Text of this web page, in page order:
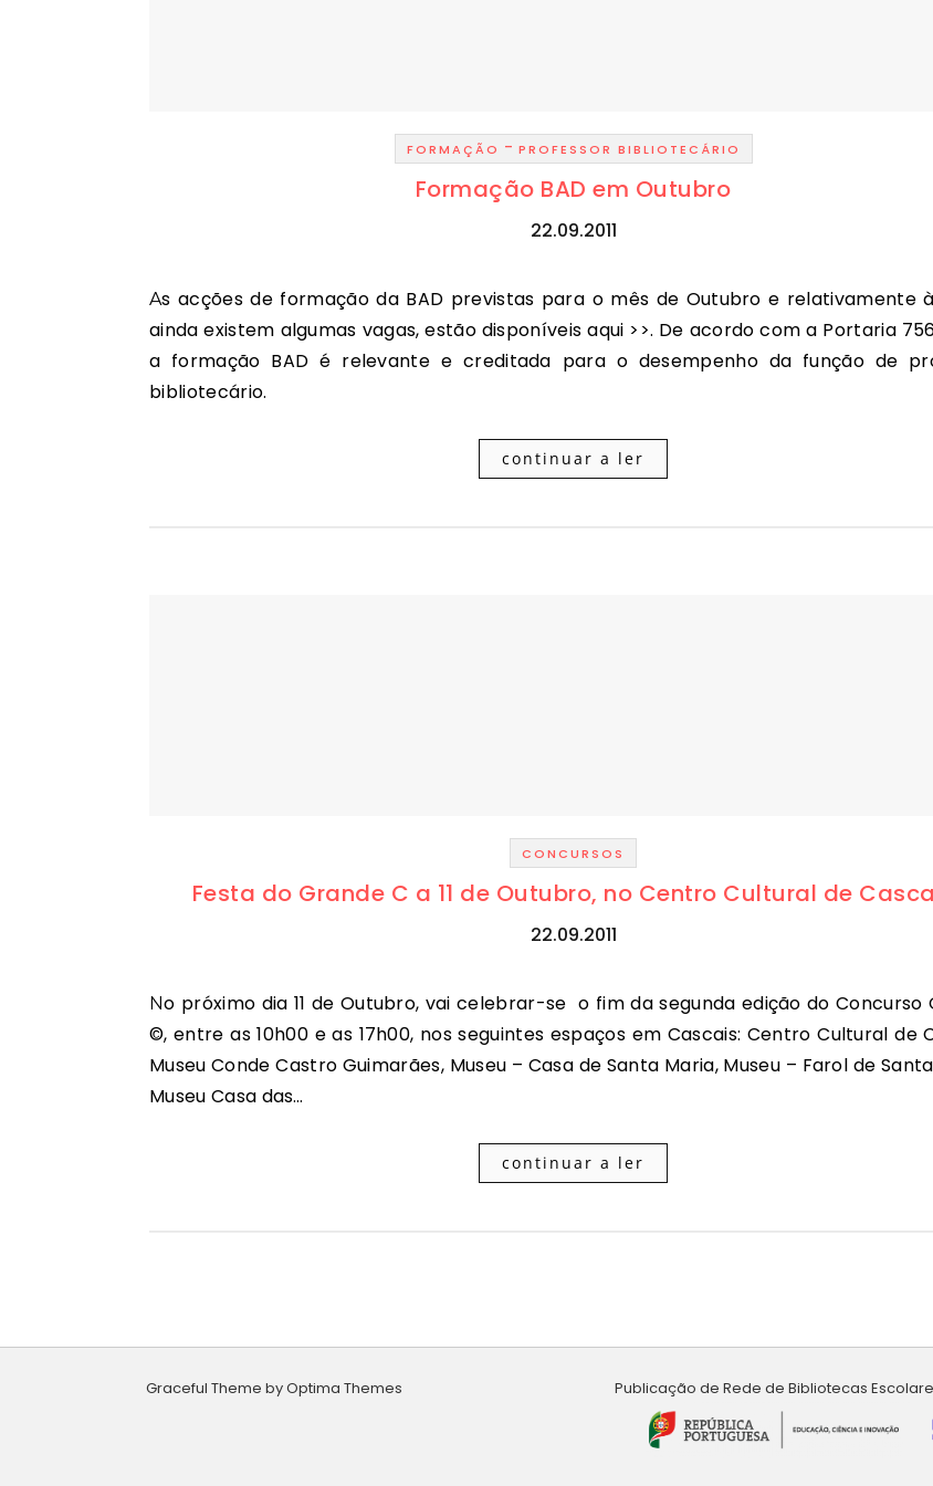
FORMAÇÃO - PROFESSOR BIBLIOTECÁRIO
Formação BAD em Outubro
22.09.2011
As acções de formação da BAD previstas para o mês de Outubro e relativamente às quais
ainda existem algumas vagas, estão disponíveis aqui >>. De acordo com a Portaria
a formação BAD é relevante e creditada para o desempenho da função de
bibliotecário.
continuar a ler
CONCURSOS
Festa do Grande C a 11 de Outubro, no Centro Cultural de
22.09.2011
No próximo dia 11 de Outubro, vai celebrar-se o fim da segunda edição do Concurso Grande
©, entre as 10h00 e as 17h00, nos seguintes espaços em Cascais: Centro Cultural de
Museu Conde Castro Guimarães, Museu – Casa de Santa Maria, Museu – Farol de
Museu Casa das…
continuar a ler
Publicação de Rede de Bibliotecas
Graceful Theme byOptima Themes